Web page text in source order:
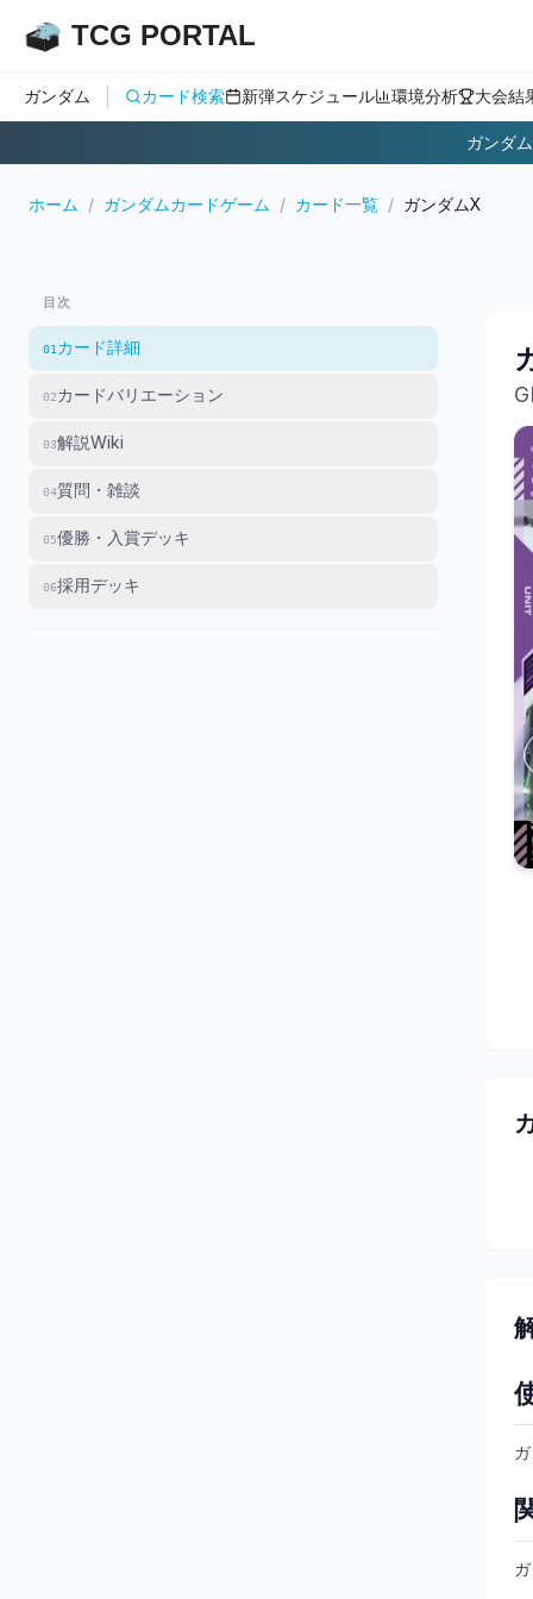
TCG PORTAL
ガンダム カード検索 新弾スケジュール 環境分析 大会結
ガンダ
ホーム / ガンダムカードゲーム / カード一覧 / ガンダムX
目次
01 カード詳細
02カードバリエーション
03解説Wiki
04質問・雑談
05優勝・入賞デッキ
06採用デッキ